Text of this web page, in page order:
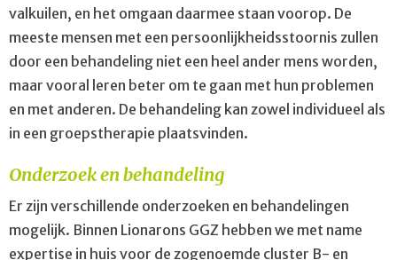
valkuilen, en het omgaan daarmee staan voorop. De
meeste mensen met een persoonlijkheidsstoornis zullen
door een behandeling niet een heel ander mens worden,
maar vooral leren beter om te gaan met hun problemen
en met anderen. De behandeling kan zowel individueel als
in een groepstherapie plaatsvinden.
Onderzoek en behandeling
Er zijn verschillende onderzoeken en behandelingen
mogelijk. Binnen Lionarons GGZ hebben we met name
expertise in huis voor de zogenoemde cluster B- en